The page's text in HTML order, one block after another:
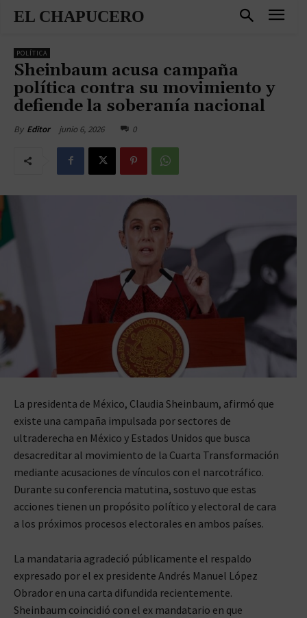
EL CHAPUCERO
POLÍTICA
Sheinbaum acusa campaña
política contra su movimiento y
defiende la soberanía nacional
By Editor junio 6, 2026 0
La presidenta de México, Claudia Sheinbaum, afirmó que
existe una campaña impulsada por sectores de
ultraderecha en México y Estados Unidos que busca
desacreditar al movimiento de la Cuarta Transformación
mediante acusaciones de vínculos con el narcotráfico.
Durante su conferencia matutina, sostuvo que estas
acciones tienen un propósito político y electoral de cara
a los próximos procesos electorales en ambos países.
La mandataria agradeció públicamente el respaldo
expresado por el ex presidente Andrés Manuel López
Obrador en una carta difundida recientemente.
Sheinbaum coincidió con el ex mandatario en que